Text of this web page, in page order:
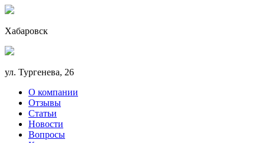
Хабаровск
ул. Тургенева, 26
О компании
Отзывы
Статьи
Новости
Вопросы